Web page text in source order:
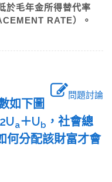
於毛年金所得替代率
RATE）。
問題討論
如下圖
a＋Ub ，社會總
何分配該財富才會